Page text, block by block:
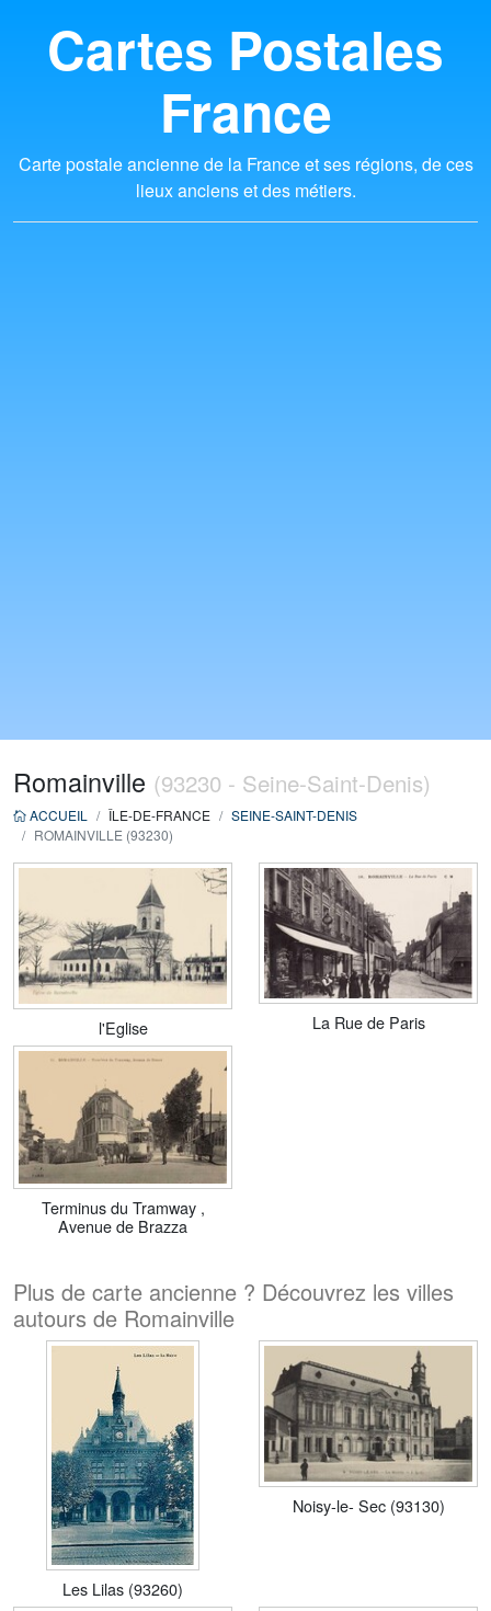
Cartes Postales
France
Carte postale ancienne de la France et ses régions, de ces
lieux anciens et des métiers.
Romainville (93230 - Seine-Saint-Denis)
ACCUEIL ÎLE-DE-FRANCE
SEINE-SAINT-DENIS
ROMAINVILLE (93230)
l'Eglise La Rue de Paris
Terminus du Tramway ,
Avenue de Brazza
Plus de carte ancienne ? Découvrez les villes
autours de Romainville
Les Lilas (93260)
Noisy-le- Sec (93130)